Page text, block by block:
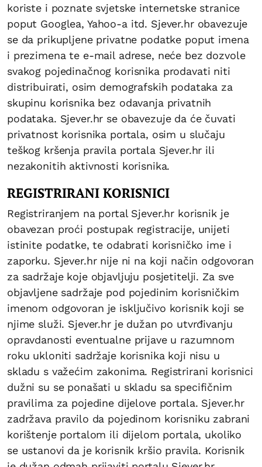
koriste i poznate svjetske internetske stranice
poput Googlea, Yahoo-a itd. Sjever.hr obavezuje
se da prikupljene privatne podatke poput imena
i prezimena te e-mail adrese, neće bez dozvole
svakog pojedinačnog korisnika prodavati niti
distribuirati, osim demografskih podataka za
skupinu korisnika bez odavanja privatnih
podataka. Sjever.hr se obavezuje da će čuvati
privatnost korisnika portala, osim u slučaju
teškog kršenja pravila portala Sjever.hr ili
nezakonitih aktivnosti korisnika.
REGISTRIRANI KORISNICI
Registriranjem na portal Sjever.hr korisnik je
obavezan proći postupak registracije, unijeti
istinite podatke, te odabrati korisničko ime i
zaporku. Sjever.hr nije ni na koji način odgovoran
za sadržaje koje objavljuju posjetitelji. Za sve
objavljene sadržaje pod pojedinim korisničkim
imenom odgovoran je isključivo korisnik koji se
njime služi. Sjever.hr je dužan po utvrđivanju
opravdanosti eventualne prijave u razumnom
roku ukloniti sadržaje korisnika koji nisu u
skladu s važećim zakonima. Registrirani korisnici
dužni su se ponašati u skladu sa specifičnim
pravilima za pojedine dijelove portala. Sjever.hr
zadržava pravilo da pojedinom korisniku zabrani
korištenje portalom ili dijelom portala, ukoliko
se ustanovi da je korisnik kršio pravila. Korisnik